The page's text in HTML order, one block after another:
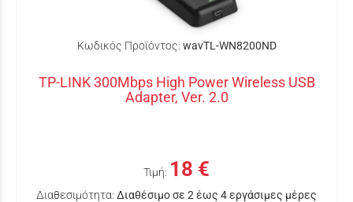
Κωδικός Προϊόντος: wavTL-WN8200ND
TP-LINK 300Mbps High Power Wireless USB
Adapter, Ver. 2.0
Τιμή: 18 €
Διαθεσιμότητα: Διαθέσιμο σε 2 έως 4 εργάσιμες μέρες